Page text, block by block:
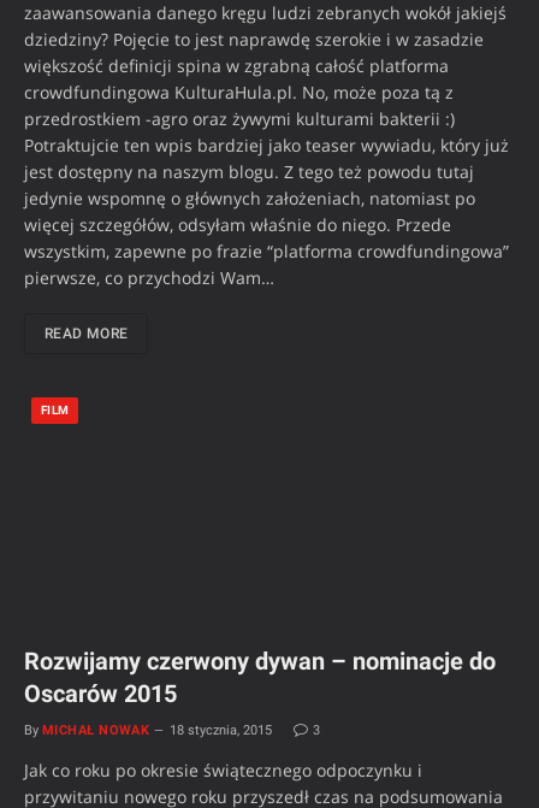
zaawansowania danego kręgu ludzi zebranych wokół jakiejś
dziedziny? Pojęcie to jest naprawdę szerokie i w zasadzie
większość definicji spina w zgrabną całość platforma
crowdfundingowa KulturaHula.pl. No, może poza tą z
przedrostkiem -agro oraz żywymi kulturami bakterii :)
Potraktujcie ten wpis bardziej jako teaser wywiadu, który już
jest dostępny na naszym blogu. Z tego też powodu tutaj
jedynie wspomnę o głównych założeniach, natomiast po
więcej szczegółów, odsyłam właśnie do niego. Przede
wszystkim, zapewne po frazie “platforma crowdfundingowa”
pierwsze, co przychodzi Wam…
READ MORE
FILM
Rozwijamy czerwony dywan – nominacje do
Oscarów 2015
By MICHAŁ NOWAK 18 stycznia, 2015 3
Jak co roku po okresie świątecznego odpoczynku i
przywitaniu nowego roku przyszedł czas na podsumowania